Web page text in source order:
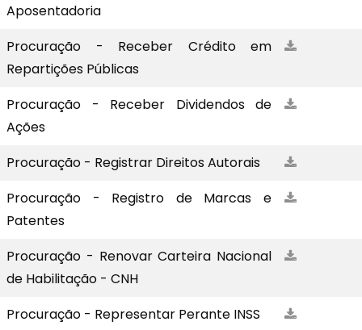
Aposentadoria
Procuração - Receber Crédito em
Repartições Públicas
Procuração - Receber Dividendos de
Ações
Procuração - Registrar Direitos Autorais
Procuração - Registro de Marcas e
Patentes
Procuração - Renovar Carteira Nacional
de Habilitação - CNH
Procuração - Representar Perante INSS